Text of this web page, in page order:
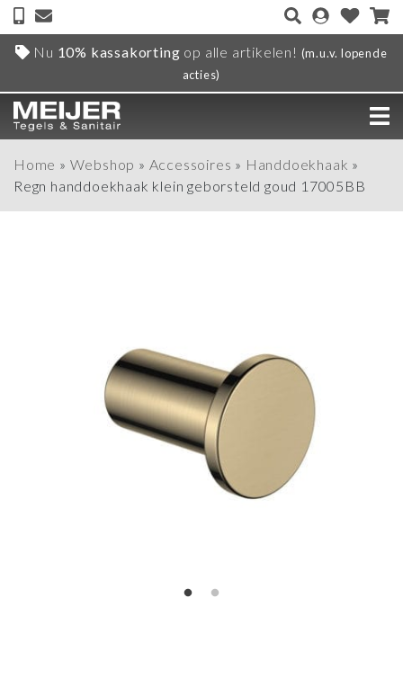
Nu 10% kassakorting op alle artikelen! (m.u.v. lopende
acties)
Home » Webshop » Accessoires » Handdoekhaak »
Regn handdoekhaak klein geborsteld goud 17005BB